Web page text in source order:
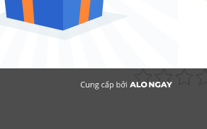
CAMRY SL V6